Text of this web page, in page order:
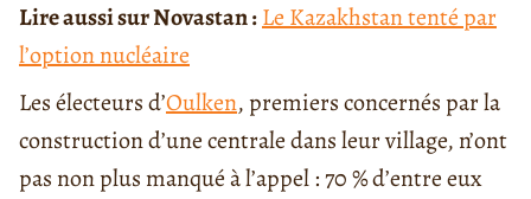
Lire aussi sur Novastan :Le Kazakhstan tenté par
l’option nucléaire
Les électeurs d’Oulken, premiers concernés par la
construction d’une centrale dans leur village, n’ont
pas non plus manqué à l’appel : 70 % d’entre eux